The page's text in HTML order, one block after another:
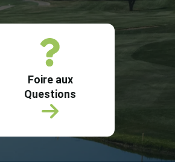
Foire aux
Questions